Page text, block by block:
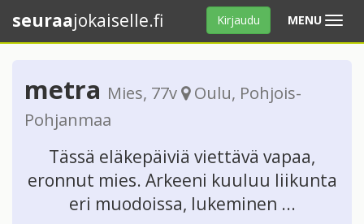
MENU Avaa
valikko
seuraajokaiselle.fi Kirjaudu
metra Mies, 77v Oulu, Pohjois-
Pohjanmaa
Tässä eläkepäiviä viettävä vapaa,
eronnut mies. Arkeeni kuuluu liikunta
eri muodoissa, lukeminen ...